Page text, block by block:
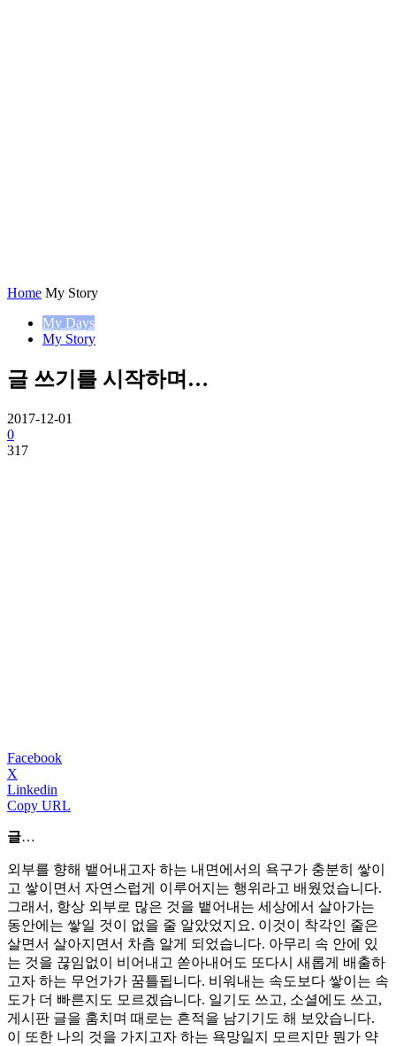
Home My Story
My Days
My Story
글 쓰기를 시작하며…
2017-12-01
0
317
Facebook
X
Linkedin
Copy URL
글…
외부를 향해 뱉어내고자 하는 내면에서의 욕구가 충분히 쌓이
고 쌓이면서 자연스럽게 이루어지는 행위라고 배웠었습니다.
그래서, 항상 외부로 많은 것을 뱉어내는 세상에서 살아가는
동안에는 쌓일 것이 없을 줄 알았었지요. 이것이 착각인 줄은
살면서 살아지면서 차츰 알게 되었습니다. 아무리 속 안에 있
는 것을 끊임없이 비어내고 쏟아내어도 또다시 새롭게 배출하
고자 하는 무언가가 꿈틀됩니다. 비워내는 속도보다 쌓이는 속
도가 더 빠른지도 모르겠습니다. 일기도 쓰고, 소셜에도 쓰고,
게시판 글을 훔치며 때로는 흔적을 남기기도 해 보았습니다.
이 또한 나의 것을 가지고자 하는 욕망일지 모르지만 뭔가 약